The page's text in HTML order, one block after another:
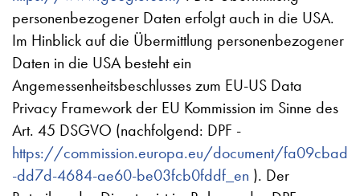
personenbezogener Daten erfolgt auch in die USA.
Im Hinblick auf die Übermittlung personenbezogener
Daten in die USA besteht ein
Angemessenheitsbeschlusses zum EU-US Data
Privacy Framework der EU Kommission im Sinne des
Art. 45 DSGVO (nachfolgend: DPF -
https://commission.europa.eu/document/fa09cbad
-dd7d-4684-ae60-be03fcb0fddf_en ). Der